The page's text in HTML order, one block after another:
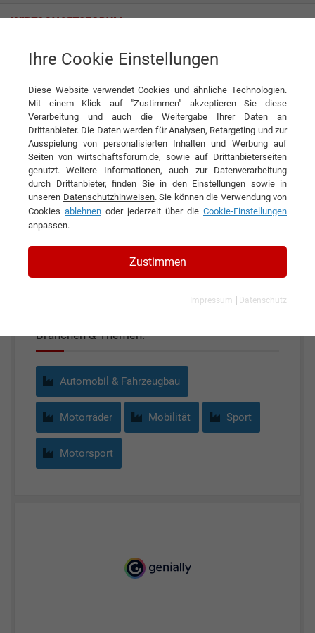
Ducati Motor Deutschland GmbH
Ducati Motor Deutschland
GmbH
Branchen & Themen:
Automobil & Fahrzeugbau
Motorräder Mobilität Sport
Motorsport
Ihre Cookie Einstellungen
Diese Website verwendet Cookies und ähnliche Technologien.
Mit einem Klick auf "Zustimmen" akzeptieren Sie diese
Verarbeitung und auch die Weitergabe Ihrer Daten an
Drittanbieter. Die Daten werden für Analysen, Retargeting und zur
Ausspielung von personalisierten Inhalten und Werbung auf
Seiten von wirtschaftsforum.de, sowie auf Drittanbieterseiten
genutzt. Weitere Informationen, auch zur Datenverarbeitung
durch Drittanbieter, finden Sie in den Einstellungen sowie in
unseren Datenschutzhinweisen. Sie können die Verwendung von
Cookies ablehnen oder jederzeit über die Cookie-Einstellungen
anpassen.
Zustimmen
Impressum | Datenschutz